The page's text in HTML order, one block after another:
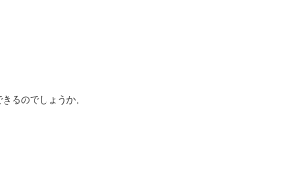
るのでしょうか。